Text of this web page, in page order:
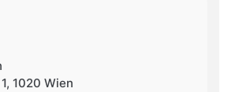
1020 Wien